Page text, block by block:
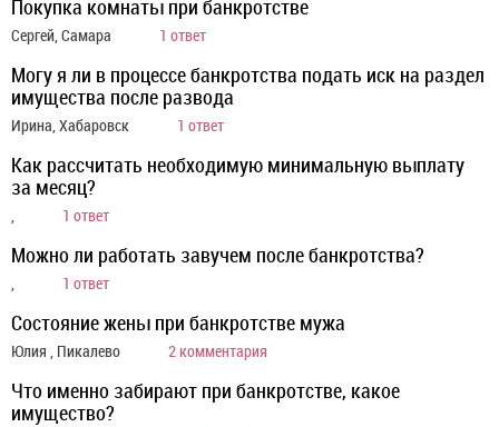
Покупка комнаты при банкротстве
Сергей, Самара 1 ответ
Могу я ли в процессе банкротства подать иск на раздел
имущества после развода
Ирина, Хабаровск 1 ответ
Как рассчитать необходимую минимальную выплату
за месяц?
, 1 ответ
Можно ли работать завучем после банкротства?
, 1 ответ
Состояние жены при банкротстве мужа
Юлия , Пикалево 2 комментария
Что именно забирают при банкротстве, какое
имущество?